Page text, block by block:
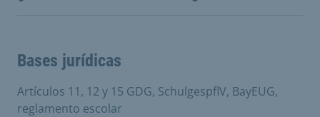
Bases jurídicas
Artículos 11, 12 y 15 GDG, SchulgespflV, BayEUG,
reglamento escolar